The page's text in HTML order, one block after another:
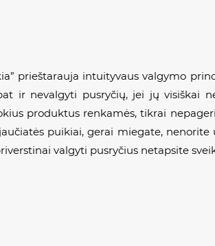
prieštarauja intuityvaus valgymo
ir nevalgyti pusryčių, jei jų visiškai
produktus renkamės, tikrai
puikiai, gerai miegate,
valgyti pusryčius netapsite